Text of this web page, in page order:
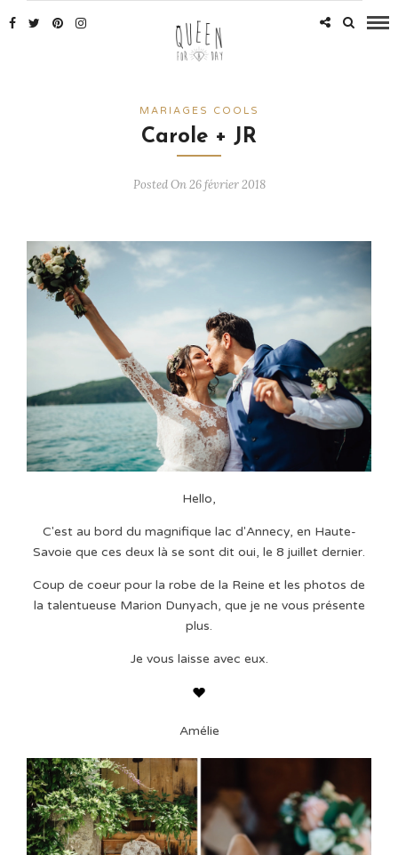
MARIAGES COOLS
Carole + JR
Posted On 26 février 2018
Hello,
C'est au bord du magnifique lac d'Annecy, en Haute-
Savoie que ces deux là se sont dit oui, le 8 juillet dernier.
Coup de coeur pour la robe de la Reine et les photos de
la talentueuse Marion Dunyach, que je ne vous présente
plus.
Je vous laisse avec eux.
Amélie